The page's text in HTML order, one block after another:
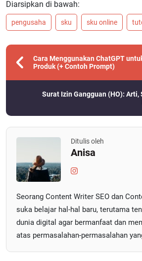
Diarsipkan di bawah:
pengusaha sku sku online
Cara Menggunakan ChatGPT
Produk (+ Contoh Prompt)
Surat Izin Gangguan (HO): Arti,
Ditulis oleh
Anisa
Seorang Content Writer SEO dan
suka belajar hal-hal baru, terutama
dunia digital agar bermanfaat dan
atas permasalahan-permasalahan